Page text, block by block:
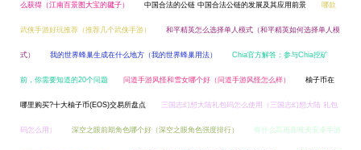
么获得（江南百景图大宝的毽子） 中国合法的公链 中国合法公链的发展及其应用前景 哪款
武侠手游好玩推荐（推荐几个武侠手游） 和平精英怎么选择单人模式（和平精英如何选择单人模
式） 我的世界蜂巢生成在什么地方（我的世界蜂巢用法） Chia官方解答：参与Chia挖矿
前，你需要知道的20个问题 问道手游风怪和雪女哪个好（问道手游风怪怎么样） 柚子币在
哪里购买?十大柚子币(EOS)交易所盘点 三国志幻想大陆礼包码怎么使用（三国志幻想大陆 礼包
码怎么用） 深空之眼前期角色哪个好（深空之眼角色强度排行） 有什么高画质唯美安卓手游